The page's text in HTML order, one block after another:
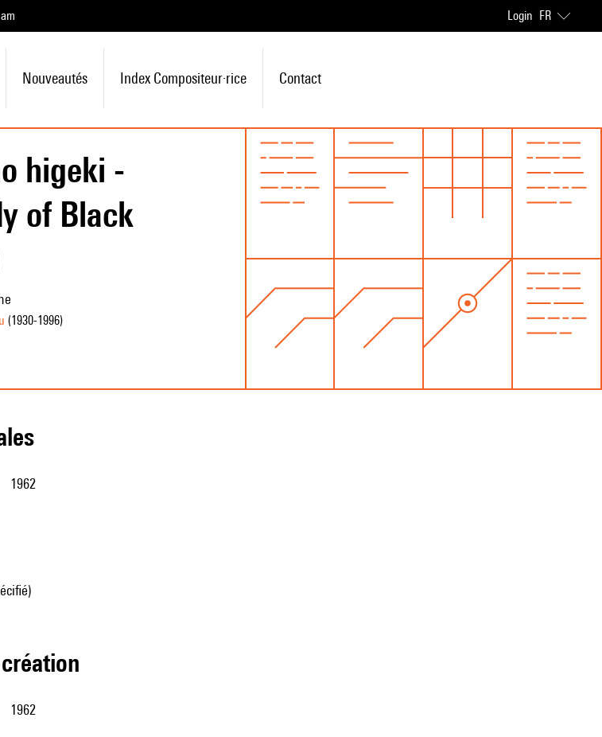
Login FR
Nouveautés Index Compositeur·rice Contact
higeki -
of Black
(1930-1996)
1962
1962